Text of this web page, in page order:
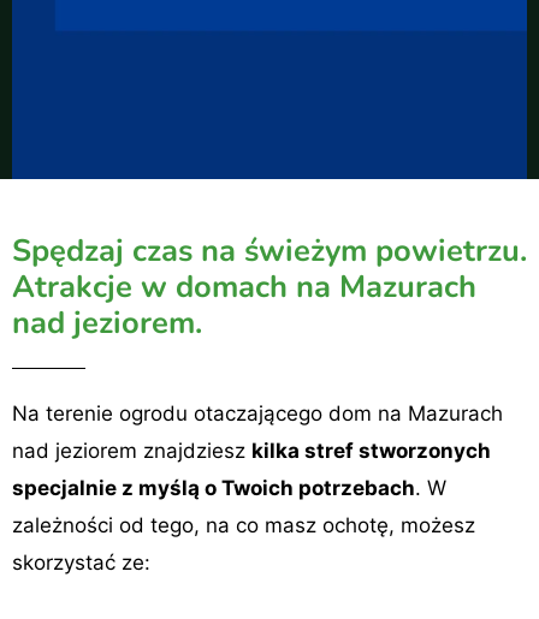
Spędzaj czas na świeżym powietrzu.
Atrakcje w domach na Mazurach
nad jeziorem.
Na terenie ogrodu otaczającego dom na Mazurach
nad jeziorem znajdziesz kilka stref stworzonych
specjalnie z myślą o Twoich potrzebach. W
zależności od tego, na co masz ochotę, możesz
skorzystać ze: